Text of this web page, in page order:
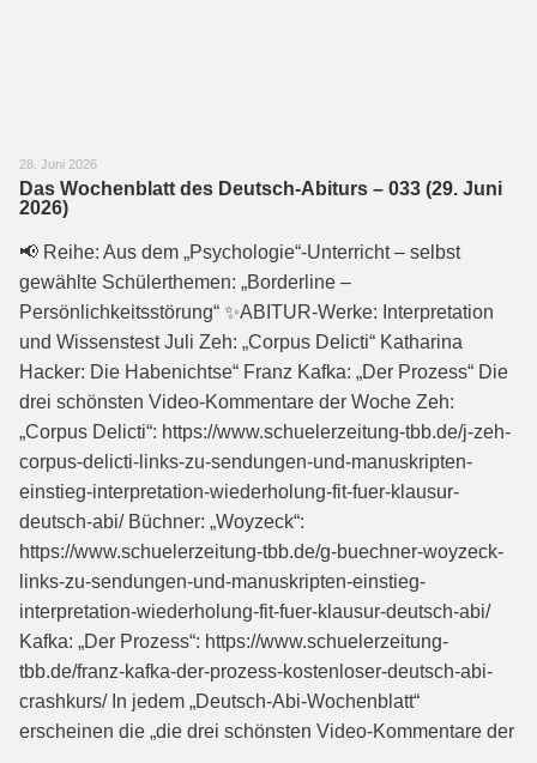
28. Juni 2026
Das Wochenblatt des Deutsch-Abiturs – 033 (29. Juni
2026)
📢 Reihe: Aus dem „Psychologie“-Unterricht – selbst
gewählte Schülerthemen: „Borderline –
Persönlichkeitsstörung“ ✨ABITUR-Werke: Interpretation
und Wissenstest Juli Zeh: „Corpus Delicti“ Katharina
Hacker: Die Habenichtse“ Franz Kafka: „Der Prozess“ Die
drei schönsten Video-Kommentare der Woche Zeh:
„Corpus Delicti“: https://www.schuelerzeitung-tbb.de/j-zeh-
corpus-delicti-links-zu-sendungen-und-manuskripten-
einstieg-interpretation-wiederholung-fit-fuer-klausur-
deutsch-abi/ Büchner: „Woyzeck“:
https://www.schuelerzeitung-tbb.de/g-buechner-woyzeck-
links-zu-sendungen-und-manuskripten-einstieg-
interpretation-wiederholung-fit-fuer-klausur-deutsch-abi/
Kafka: „Der Prozess“: https://www.schuelerzeitung-
tbb.de/franz-kafka-der-prozess-kostenloser-deutsch-abi-
crashkurs/ In jedem „Deutsch-Abi-Wochenblatt“
erscheinen die „die drei schönsten Video-Kommentare der